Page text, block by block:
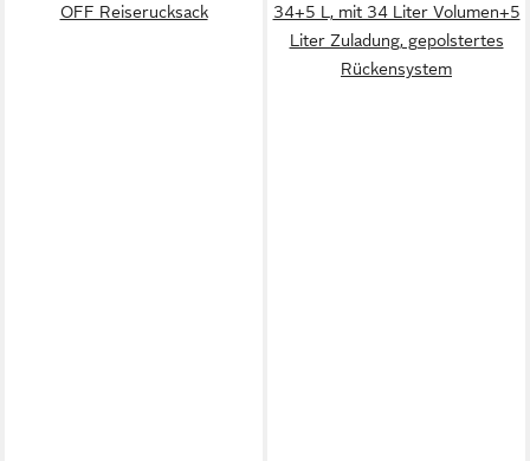
OFF Reiserucksack
34+5 L, mit 34 Liter Volumen+5
Liter Zuladung, gepolstertes
Rückensystem